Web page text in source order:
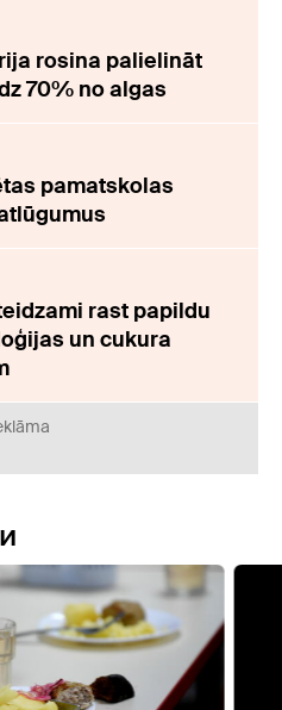
rosina palielināt
70% no algas
pamatskolas
rast papildu
un cukura